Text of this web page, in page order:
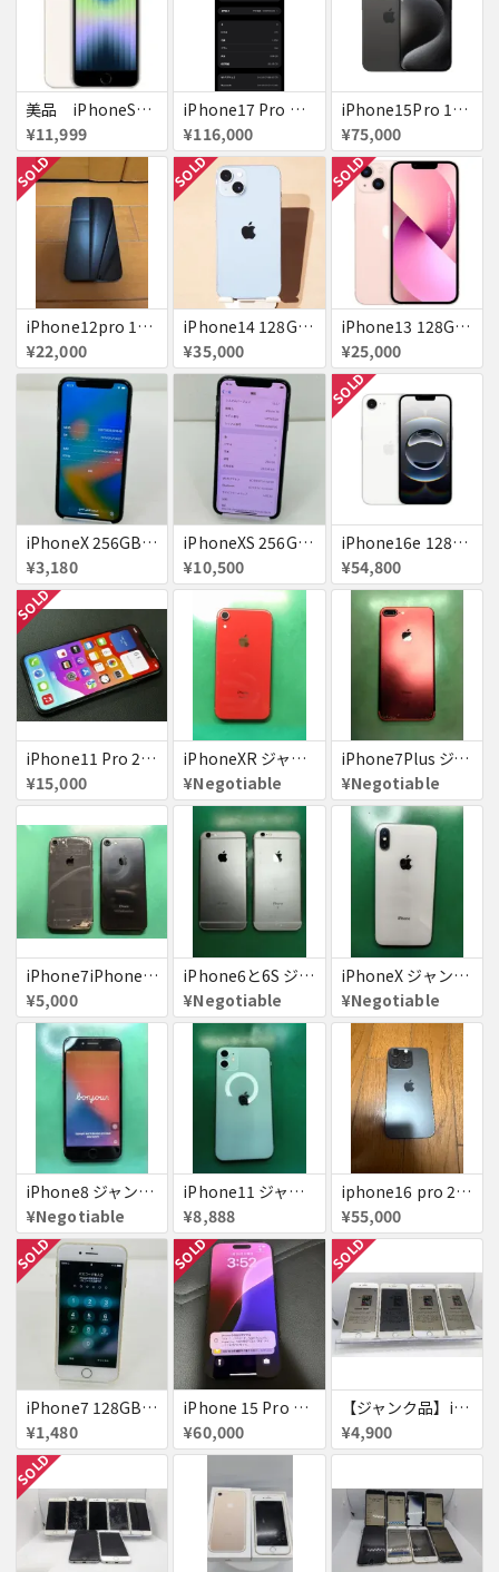
美品 iPhoneSE２ ｉＯＳ１８
¥11,999
iPhone17 Pro Max 256GB 画面割れ
¥116,000
iPhone15Pro 128GB ブラックチタニウム au
¥75,000
SOLD
iPhone12pro 128GB ブルー 赤ロム
¥22,000
SOLD
iPhone14 128GB Blue au 送料無料
¥35,000
SOLD
iPhone13 128GB ピンク docomo 送料無料
¥25,000
iPhoneX 256GB 赤ロム au ジャンク スペースグレイ A1902 送料無料
¥3,180
iPhoneXS 256GB 赤ロム 超美品 SoftBank ジャンク スペースグレイ MTE02J/A 送料無料
¥10,500
SOLD
iPhone16e 128GB ホワイト 送料無料
¥54,800
SOLD
iPhone11 Pro 256GB ジャンク品
¥15,000
iPhoneXR ジャンク品
¥Negotiable
iPhone7Plus ジャンク品
¥Negotiable
iPhone7iPhone8ジャンク
¥5,000
iPhone6と6S ジャンク品
¥Negotiable
iPhoneX ジャンク品
¥Negotiable
iPhone8 ジャンク品
¥Negotiable
iPhone11 ジャンク
¥8,888
iphone16 pro 256gb ブラックチタニウム
¥55,000
SOLD
iPhone7 128GB 赤ロム SoftBank ジャンク ゴールド A1779 パスコード不明 送料無料
¥1,480
SOLD
iPhone 15 Pro 128GB ブラックチタニウム ネットワーク利用制限あり
¥60,000
SOLD
【ジャンク品】iPhone6s ４台セット
¥4,900
SOLD